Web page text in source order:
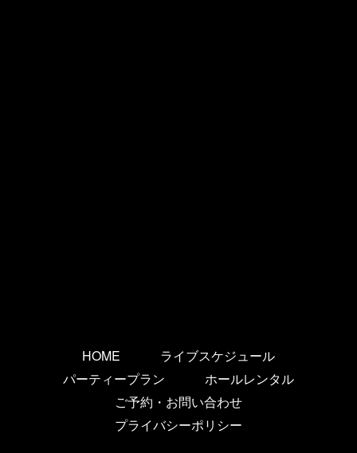
HOME
ライブスケジュール
パーティープラン
ホールレンタル
ご予約・お問い合わせ
プライバシーポリシー